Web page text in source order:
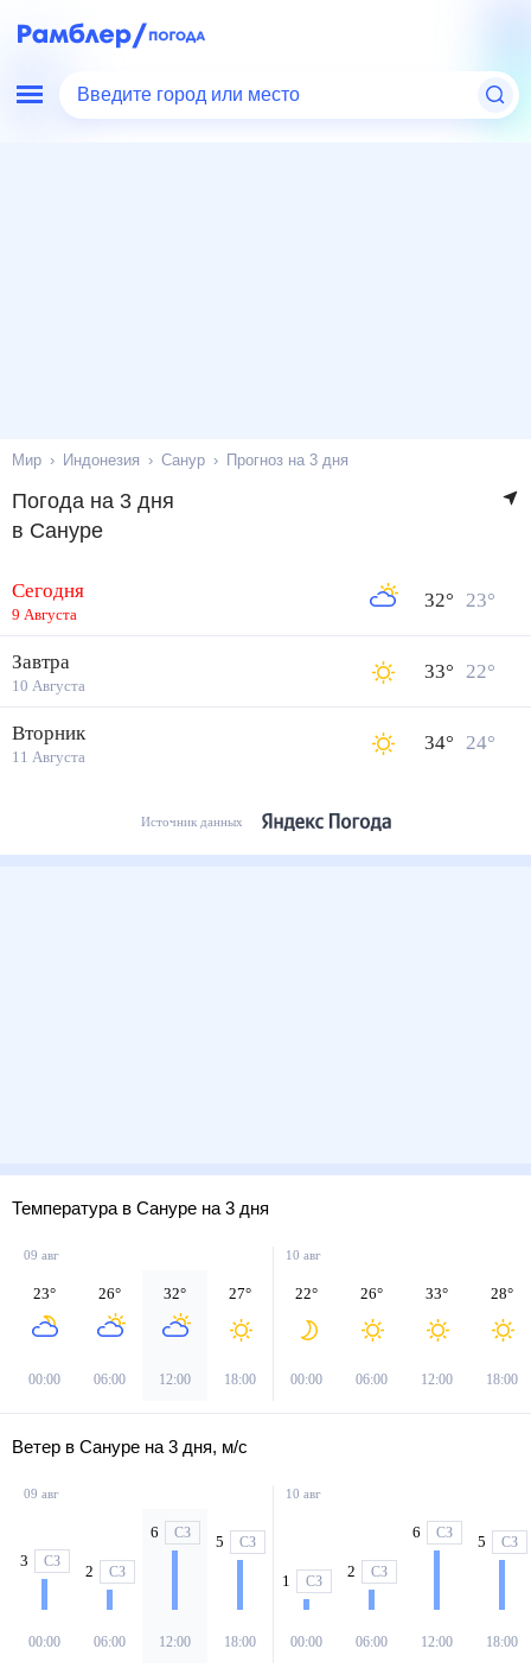
Введите город или место
Мир Индонезия Санур Прогноз на 3 дня
Погода на 3 дня
в Сануре
Сегодня
9 Августа
32° 23°
Завтра
10 Августа
33° 22°
Вторник
11 Августа
34° 24°
Источник данных
Температура в Сануре на 3 дня
09 авг
23°
00:00
26°
06:00
32°
12:00
27°
18:00
10 авг
22°
00:00
26°
06:00
33°
12:00
28°
18:00
Ветер в Сануре на 3 дня, м/с
09 авг
3 СЗ
00:00
2 СЗ
06:00
6 СЗ
12:00
5 СЗ
18:00
10 авг
1 СЗ
00:00
2 СЗ
06:00
6 СЗ
12:00
5 СЗ
18:00